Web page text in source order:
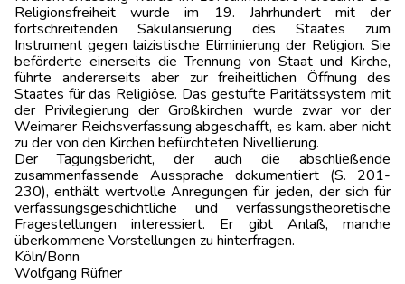
Religionsfreiheit wurde im 19. Jahrhundert mit der
fortschreitenden Säkularisierung des Staates zum
Instrument gegen laizistische Eliminierung der Religion. Sie
beförderte einerseits die Trennung von Staat und Kirche,
führte andererseits aber zur freiheitlichen Öffnung des
Staates für das Religiöse. Das gestufte Paritätssystem mit
der Privilegierung der Großkirchen wurde zwar vor der
Weimarer Reichsverfassung abgeschafft, es kam. aber nicht
zu der von den Kirchen befürchteten Nivellierung.
Der Tagungsbericht, der auch die abschließende
zusammenfassende Aussprache dokumentiert (S. 201-
230), enthält wertvolle Anregungen für jeden, der sich für
verfassungsgeschichtliche und verfassungstheoretische
Fragestellungen interessiert. Er gibt Anlaß, manche
überkommene Vorstellungen zu hinterfragen.
Köln/
Wolfgang Rüfner